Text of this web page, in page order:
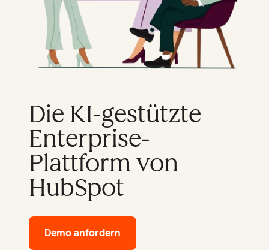
Die KI-gestützte
Enterprise-
Plattform von
HubSpot
Demo anfordern